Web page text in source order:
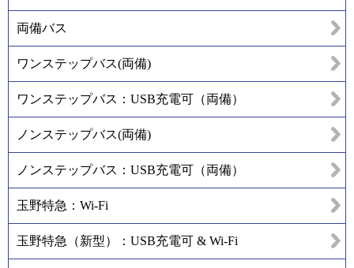
両備バス
ワンステップバス(両備)
ワンステップバス：USB充電可（両備）
ノンステップバス(両備)
ノンステップバス：USB充電可（両備）
玉野特急：Wi-Fi
玉野特急（新型）：USB充電可 & Wi-Fi